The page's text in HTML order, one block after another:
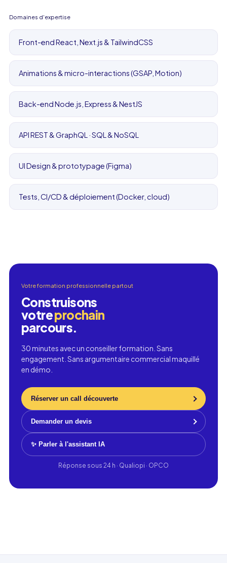
Domaines d'expertise
Front-end React, Next.js & TailwindCSS
Animations & micro-interactions (GSAP, Motion)
Back-end Node.js, Express & NestJS
API REST & GraphQL · SQL & NoSQL
UI Design & prototypage (Figma)
Tests, CI/CD & déploiement (Docker, cloud)
Votre formation professionnelle partout
Construisons
votreprochain
parcours.
30 minutes avec un conseiller formation. Sans
engagement. Sans argumentaire commercial maquillé
en démo.
Réserver un call découverte
Demander un devis
✨ Parler à l'assistant IA
Réponse sous 24 h · Qualiopi · OPCO